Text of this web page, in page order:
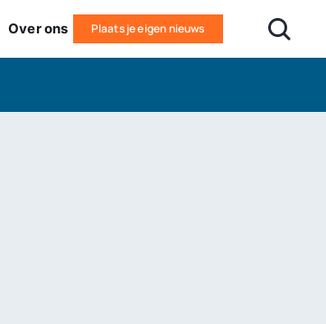
Over ons Plaats je eigen nieuws